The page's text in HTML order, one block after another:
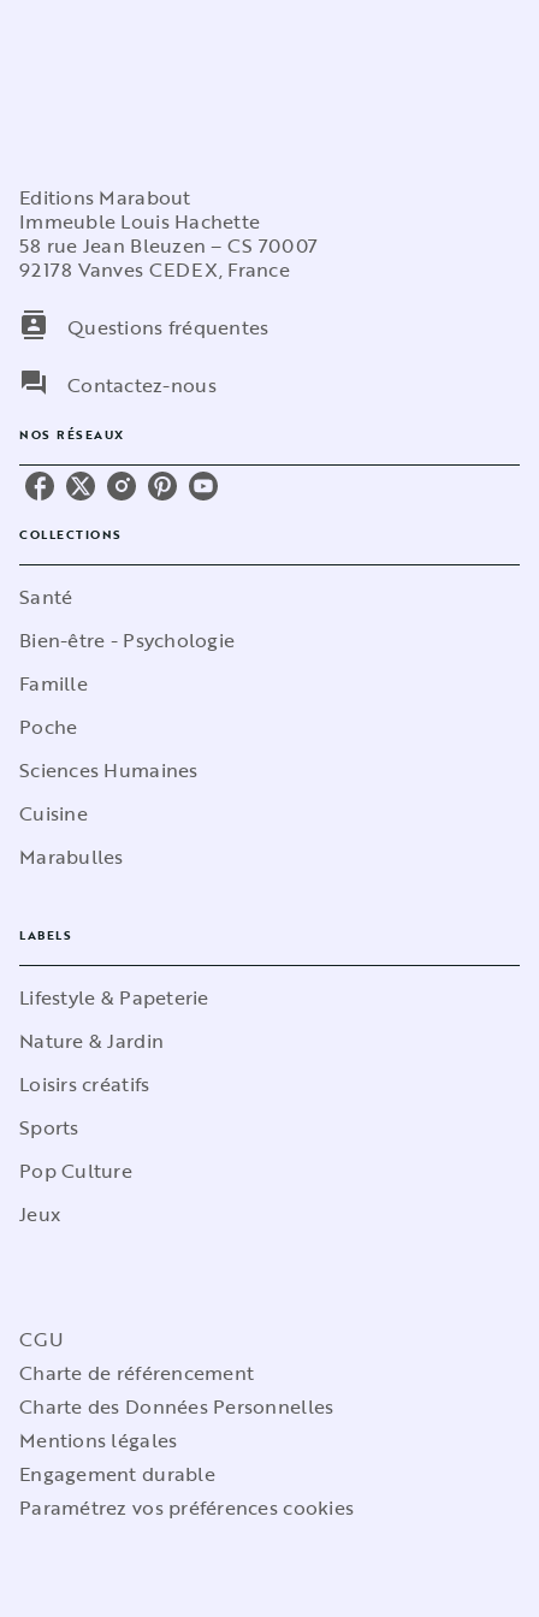
Editions Marabout
Immeuble Louis Hachette
58 rue Jean Bleuzen – CS 70007
92178 Vanves CEDEX, France
contacts
Questions fréquentes
question_answer
Contactez-nous
NOS RÉSEAUX
COLLECTIONS
Santé
Bien-être - Psychologie
Famille
Poche
Sciences Humaines
Cuisine
Marabulles
LABELS
Lifestyle & Papeterie
Nature & Jardin
Loisirs créatifs
Sports
Pop Culture
Jeux
CGU
Charte de référencement
Charte des Données Personnelles
Mentions légales
Engagement durable
Paramétrez vos préférences cookies